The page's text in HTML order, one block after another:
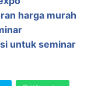
harga murah
untuk seminar